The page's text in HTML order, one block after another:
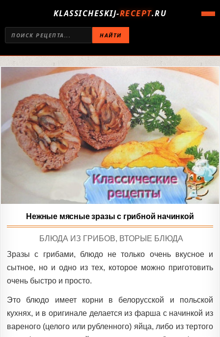
KLASSICHESKIJ-RECEPT.RU
НАЙТИ
Нежные мясные зразы с грибной начинкой
POSTED
БЛЮДА ИЗ ГРИБОВ, ВТОРЫЕ БЛЮДА
Зразы с грибами, блюдо не только очень вкусное и
сытное, но и одно из тех, которое можно приготовить
очень быстро и просто.
Это блюдо имеет корни в белорусской и польской
кухнях, и в оригинале делается из фарша с начинкой из
вареного (целого или рубленного) яйца, либо из тертого